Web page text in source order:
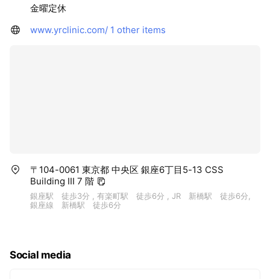
金曜定休
www.yrclinic.com/ 1 other items
〒104-0061 東京都 中央区 銀座6丁目5-13 CSS
Building III 7 階
銀座駅 徒歩3分 , 有楽町駅 徒歩6分 , JR 新橋駅 徒歩6分,
銀座線 新橋駅 徒歩6分
Social media